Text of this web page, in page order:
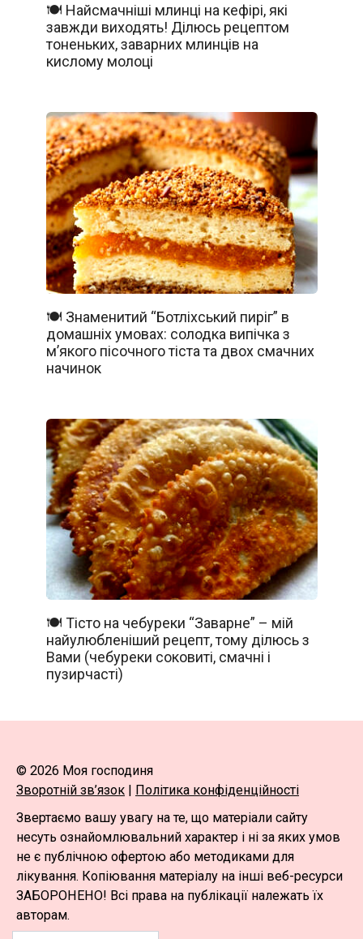
🍽️ Найсмачніші млинці на кефірі, які
завжди виходять! Ділюсь рецептом
тоненьких, заварних млинців на
кислому молоці
🍽️ Знаменитий “Ботліхський пиріг” в
домашніх умовах: солодка випічка з
м’якого пісочного тіста та двох смачних
начинок
🍽️ Тісто на чебуреки “Заварне” – мій
найулюбленіший рецепт, тому ділюсь з
Вами (чебуреки соковиті, смачні і
пузирчасті)
© 2026 Моя господиня
Зворотній зв’язок
Політика конфіденційності
Звертаємо вашу увагу на те, що матеріали сайту
несуть ознайомлювальний характер і ні за яких умов
не є публічною офертою або методиками для
лікування. Копіювання матеріалу на інші веб-ресурси
ЗАБОРОНЕНО! Всі права на публікації належать їх
авторам.